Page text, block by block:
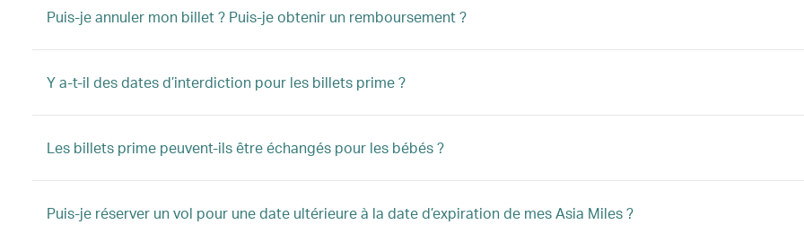
Puis-je annuler mon billet ? Puis-je obtenir un remboursement ?
Y a-t-il des dates d’interdiction pour les billets prime ?
Les billets prime peuvent-ils être échangés pour les bébés ?
Puis-je réserver un vol pour une date ultérieure à la date d’expiration de mes Asia Miles ?